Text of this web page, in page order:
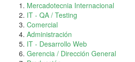
Mercadotecnia Internacional
IT - QA / Testing
Comercial
Administración
IT - Desarrollo Web
Gerencia / Dirección General